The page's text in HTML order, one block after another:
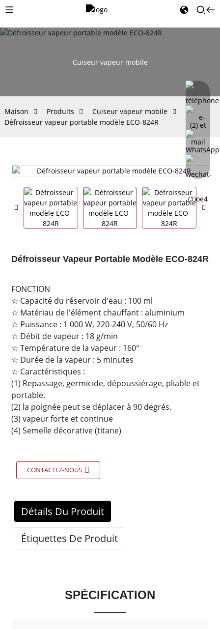
Cuiseur vapeur mobile
Maison Produits
Cuiseur vapeur mobile
Défroisseur vapeur portable modèle ECO-824R
Défroisseur Vapeur Portable Modèle ECO-824R
FONCTION
☆ Capacité du réservoir d'eau : 100 ml
☆ Matériau de l'élément chauffant : aluminium
☆ Puissance : 1 000 W, 220-240 V, 50/60 Hz
☆ Débit de vapeur : 18 g/min
☆ Température de la vapeur : 160°
☆ Durée de la vapeur : 5 minutes
☆ Caractéristiques :
(1) Repassage, germicide, dépoussiérage, pliable et
portable.
(2) la poignée peut se déplacer à 90 degrés.
(3) vapeur forte et continue
(4) Semelle décorative (titane)
CONTACTEZ-NOUS
Détails Du Produit
Étiquettes De Produit
SPÉCIFICATION